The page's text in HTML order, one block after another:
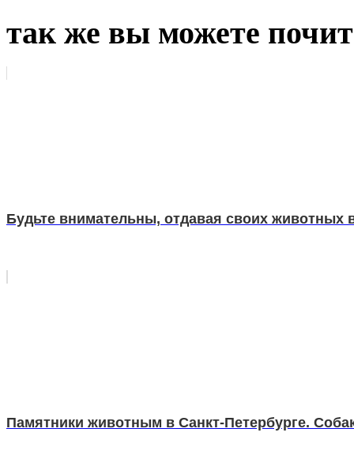
так же вы можете
Будьте внимательны, отдавая своих животных
Памятники животным в Санкт-Петербурге.